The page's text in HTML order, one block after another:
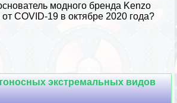
модного бренда Kenzo
COVID-19 в октябре 2020 года?
экстремальных видов